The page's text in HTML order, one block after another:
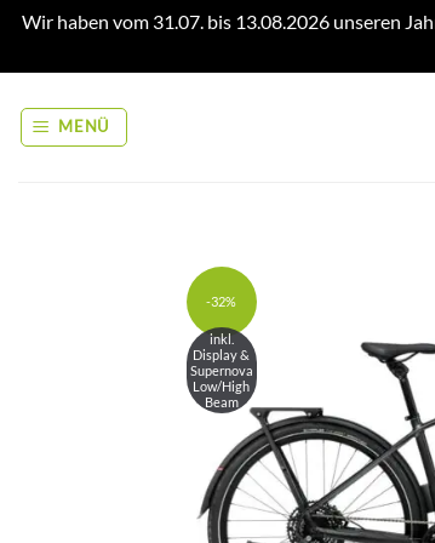
Wir haben vom 31.07. bis 13.08.2026 unseren
Inhalt
springen
MENÜ
-32%
inkl.
Display &
Supernova
Low/High
Beam